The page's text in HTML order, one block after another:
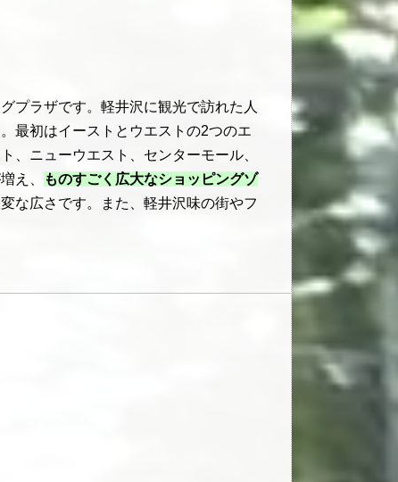
プラザです。軽井沢に観光で訪れた人
最初はイーストとウエストの2つのエ
、ニューウエスト、センターモール、
え、
ものすごく広大なショッピングゾ
な広さです。また、軽井沢味の街やフ